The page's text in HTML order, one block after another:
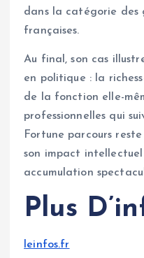
dans la catégorie des
françaises.
Au final, son cas
en politique : la
de la fonction elle-
professionnelles qui
Fortune parcours
son impact
accumulation
Plus
leinfos.fr